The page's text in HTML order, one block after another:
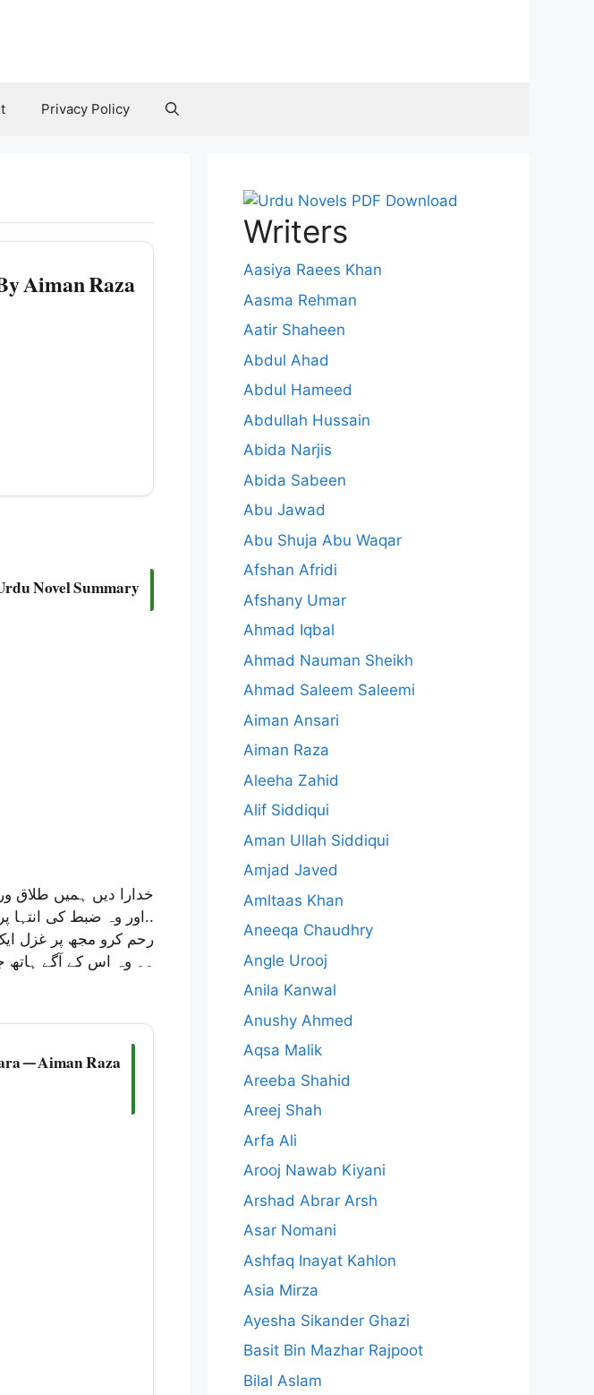
Privacy Policy
Aiman Raza
Novel Summary
خدارا دیں ہمیں طلاق
اور وہ ضبط کی انتہا پر تھا..
رحم کرو مجھ پر غزل
۔۔ وہ اس کے آگے ہاتھ
— Aiman Raza
Writers
Aasiya Raees Khan
Aasma Rehman
Aatir Shaheen
Abdul Ahad
Abdul Hameed
Abdullah Hussain
Abida Narjis
Abida Sabeen
Abu Jawad
Abu Shuja Abu Waqar
Afshan Afridi
Afshany Umar
Ahmad Iqbal
Ahmad Nauman Sheikh
Ahmad Saleem Saleemi
Aiman Ansari
Aiman Raza
Aleeha Zahid
Alif Siddiqui
Aman Ullah Siddiqui
Amjad Javed
Amltaas Khan
Aneeqa Chaudhry
Angle Urooj
Anila Kanwal
Anushy Ahmed
Aqsa Malik
Areeba Shahid
Areej Shah
Arfa Ali
Arooj Nawab Kiyani
Arshad Abrar Arsh
Asar Nomani
Ashfaq Inayat Kahlon
Asia Mirza
Ayesha Sikander Ghazi
Basit Bin Mazhar Rajpoot
Bilal Aslam